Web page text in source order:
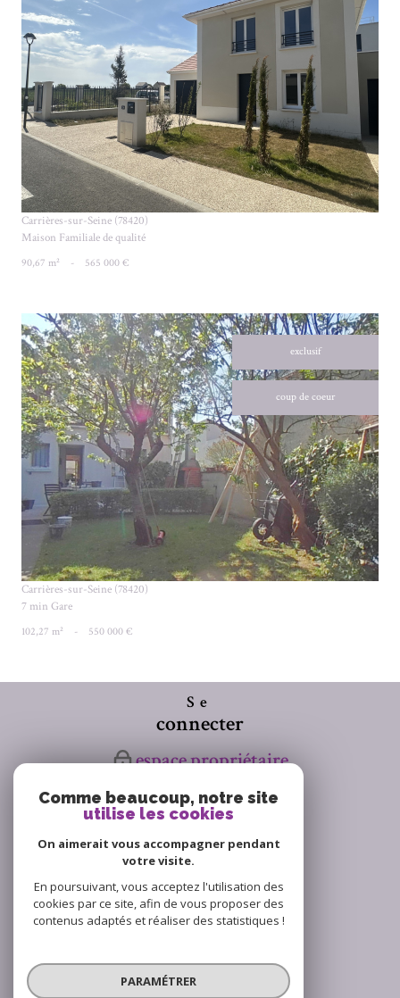
VOIR LE BIEN
Carrières-sur-Seine (78420)
Maison Familiale de qualité
90,67 m² - 565 000 €
exclusif
coup de coeur
VOIR LE BIEN
Carrières-sur-Seine (78420)
7 min Gare
102,27 m² - 550 000 €
Se
connecter
espace propriétaire
Nous
suivre
Avis
clients
Comme beaucoup, notre site
utilise les cookies
On aimerait vous accompagner pendant
votre visite.
En poursuivant, vous acceptez l'utilisation des
cookies par ce site, afin de vous proposer des
contenus adaptés et réaliser des statistiques !
PARAMÉTRER